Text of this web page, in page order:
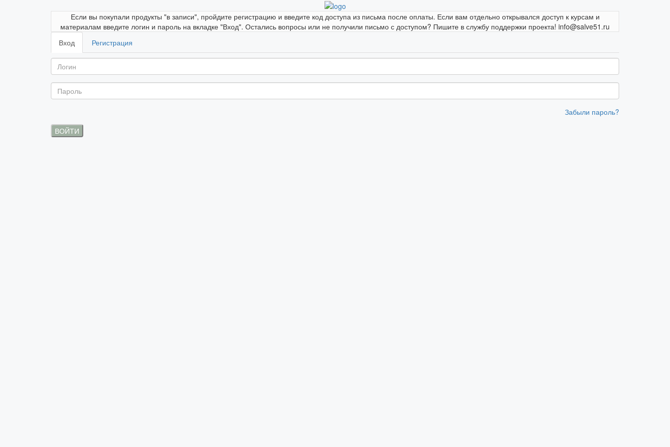
Если вы покупали продукты "в записи", пройдите регистрацию и введите код доступа из письма после оплаты. Если вам отдельно открывался доступ к курсам и
материалам введите логин и пароль на вкладке "Вход". Остались вопросы или не получили письмо с доступом? Пишите в службу поддержки проекта! info@salve51.ru
Вход
Регистрация
Забыли пароль?
ВОЙТИ